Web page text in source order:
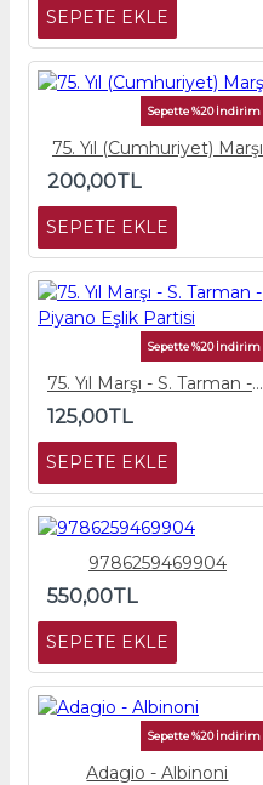
SEPETE EKLE
Sepette %20 İndirim
75. Yıl (Cumhuriyet) Marşı
200,00TL
SEPETE EKLE
Sepette %20 İndirim
75. Yıl Marşı - S. Tarman - Piyano Eşlik Partisi
125,00TL
SEPETE EKLE
9786259469904
550,00TL
SEPETE EKLE
Sepette %20 İndirim
Adagio - Albinoni